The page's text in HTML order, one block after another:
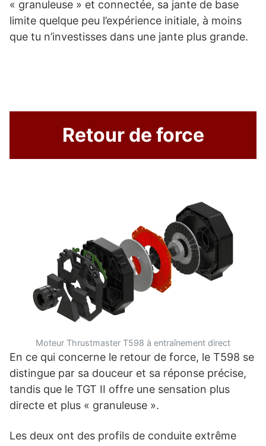
« granuleuse » et connectée, sa jante de base
limite quelque peu l’expérience initiale, à moins
que tu n’investisses dans une jante plus grande.
Retour de force
Moteur Thrustmaster T598 à entraînement direct
En ce qui concerne le retour de force, le T598 se
distingue par sa douceur et sa réponse précise,
tandis que le TGT II offre une sensation plus
directe et plus « granuleuse ».
Les deux ont des profils de conduite extrême